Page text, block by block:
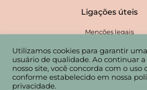
Ligações úteis
Menções legais
Contacto
Utilizamos cookies para garantir
usuário de qualidade. Ao continuar
nosso site, você concorda com o uso
conforme estabelecido em nossa
privacidade.